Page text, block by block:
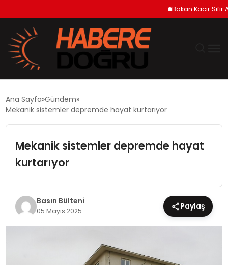
Bakan Kacır Sıfır
SİYASET
TEKNOLOJİ
SPOR
Ana Sayfa Gündem
Mekanik sistemler depremde hayat kurtarıyor
Mekanik sistemler depremde hayat
kurtarıyor
Basın Bülteni
05 Mayıs 2025 Paylaş